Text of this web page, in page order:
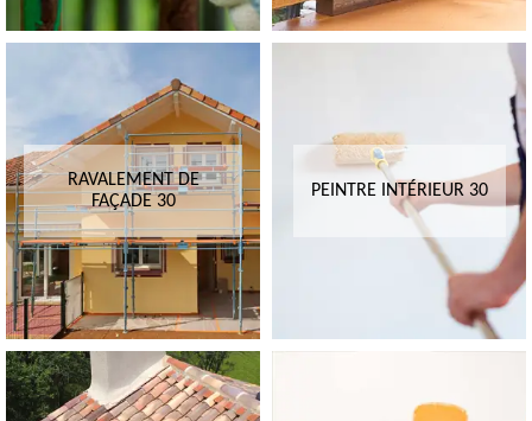
RAVALEMENT DE
FAÇADE 30
PEINTRE INTÉRIEUR 30